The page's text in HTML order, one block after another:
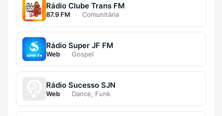
Rádio Clube Trans FM
87.9 FM · Comunitária
Rádio Super JF FM
Web · Gospel
Rádio Sucesso SJN
Web · Dance, Funk